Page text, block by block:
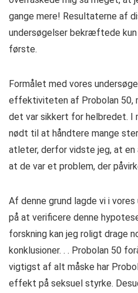
gange mere! Resultaterne af
undersøgelser bekræftede
første.
Formålet med vores
effektiviteten af ​​Probolan 50,
det var sikkert for helbredet. I
nødt til at håndtere mange
atleter, derfor vidste jeg, at
at de var et problem, der
Af denne grund lagde vi i
på at verificere denne
forskning kan jeg roligt drage
konklusioner. . . Probolan 50
vigtigst af alt måske har
effekt på seksuel styrke.